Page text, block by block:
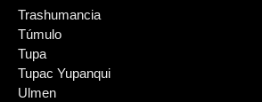
Trashumancia
Túmulo
Tupa
Tupac Yupanqui
Ulmen